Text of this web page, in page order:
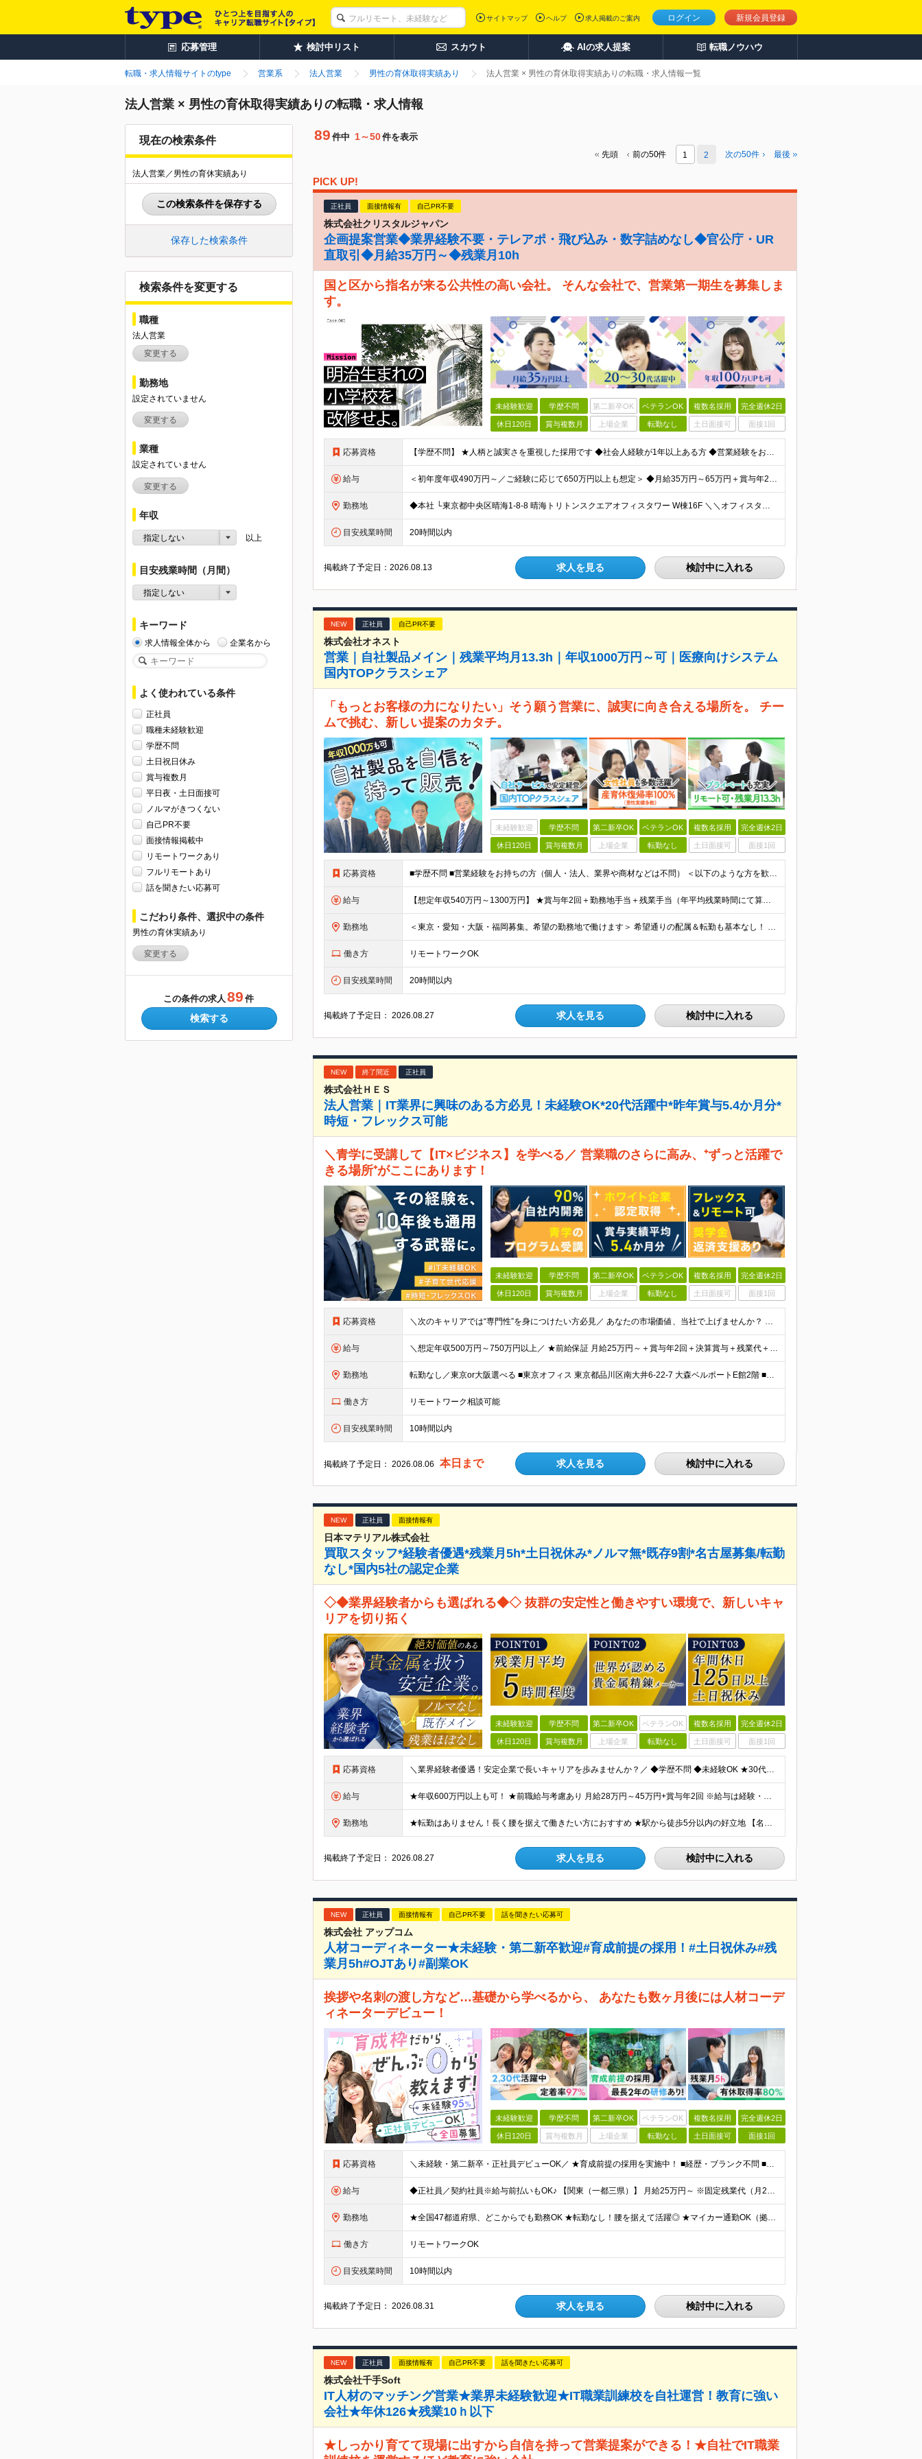
ログイン 新規会員登録
サイトマップ ヘルプ 求人掲載のご案内
応募管理 検討中リスト スカウト AIの求人提案 転職ノウハウ
転職・求人情報サイトのtype 営業系 法人営業 男性の育休取得実績あり 法人営業 × 男性の育休取得実績ありの転職・求人情報一覧
法人営業 × 男性の育休取得実績ありの転職・求人情報
現在の検索条件
法人営業／男性の育休実績あり
この検索条件を保存する
保存した検索条件
検索条件を変更する
職種
法人営業
変更する
勤務地
設定されていません
変更する
業種
設定されていません
変更する
年収
指定しない 以上
目安残業時間（月間）
指定しない
キーワード
求人情報全体から 企業名から
よく使われている条件
正社員
職種未経験歓迎
学歴不問
土日祝日休み
賞与複数月
平日夜・土日面接可
ノルマがきつくない
自己PR不要
面接情報掲載中
リモートワークあり
フルリモートあり
話を聞きたい応募可
こだわり条件、選択中の条件
男性の育休実績あり
変更する
この条件の求人 89 件
検索する
89 件中 1～50件を表示
先頭 前の50件 1 2 次の50件 最後
PICK UP!
正社員 面接情報有 自己PR不要
株式会社クリスタルジャパン
企画提案営業◆業界経験不要・テレアポ・飛び込み・数字詰めなし◆官公庁・UR
直取引◆月給35万円～◆残業月10h
国と区から指名が来る公共性の高い会社。 そんな会社で、営業第一期生を募集しま
す。
未経験歓迎 学歴不問 第二新卒OK ベテランOK 複数名採用 完全週休2日
休日120日 賞与複数月 上場企業 転勤なし 土日面接可 面接1回
応募資格 【学歴不問】 ★人柄と誠実さを重視した採用です ◆社会人経験が1年以上ある方 ◆営業経験をお持ちの方は優遇します（法人・個人、業界・商材は不問） ※業界知識・建築知識は不要です。入社後に案件と先輩
給与 ＜初年度年収490万円～／ご経験に応じて650万円以上も想定＞ ◆月給35万円～65万円＋賞与年2回（7月・12月） 【なぜこの給与を払えるのか】 UR都市機構様・日本郵政様・官公庁との直取引で中間
勤務地 ◆本社 └東京都中央区晴海1-8-8 晴海トリトンスクエアオフィスタワー W棟16F ＼＼オフィスタワー内には商業施設が多数併設／／ カフェやレストラン、コンビニやスーパー、 100円ショップなど様
目安残業時間 20時間以内
掲載終了予定日：2026.08.13 求人を見る 検討中に入れる
NEW 正社員 自己PR不要
株式会社オネスト
営業｜自社製品メイン｜残業平均月13.3h｜年収1000万円～可｜医療向けシステム
国内TOPクラスシェア
「もっとお客様の力になりたい」そう願う営業に、誠実に向き合える場所を。 チー
ムで挑む、新しい提案のカタチ。
未経験歓迎 学歴不問 第二新卒OK ベテランOK 複数名採用 完全週休2日
休日120日 賞与複数月 上場企業 転勤なし 土日面接可 面接1回
応募資格 ■学歴不問 ■営業経験をお持ちの方（個人・法人、業界や商材などは不問） ＜以下のような方を歓迎します＞ ■顧客の話を聴き、本音を引き出せる方 ■断られても気持ちを切り替え、次に進める方 ■受け身では
給与 【想定年収540万円～1300万円】 ★賞与年2回＋勤務地手当＋残業手当（年平均残業時間にて算出）を含む ※基本給＋勤務地手当＋役職手当 ※リーダークラス以上は役職手当含む ※勤務地手当：結婚の有無に
勤務地 ＜東京・愛知・大阪・福岡募集。希望の勤務地で働けます＞ 希望通りの配属＆転勤も基本なし！ 「プロジェクト人員の枠を広げたい」などといった、 会社からの強制的な異動・出向依頼はありません。 ■東京オフ
働き方 リモートワークOK
目安残業時間 20時間以内
掲載終了予定日：2026.08.27 求人を見る 検討中に入れる
NEW 終了間近 正社員
株式会社ＨＥＳ
法人営業｜IT業界に興味のある方必見！未経験OK*20代活躍中*昨年賞与5.4か月分*
時短・フレックス可能
＼青学に受講して【IT×ビジネス】を学べる／ 営業職のさらに高み、⁺ずっと活躍で
きる場所⁺がここにあります！
未経験歓迎 学歴不問 第二新卒OK ベテランOK 複数名採用 完全週休2日
休日120日 賞与複数月 上場企業 転勤なし 土日面接可 面接1回
応募資格 ＼次のキャリアでは“専門性”を身につけたい方必見／ あなたの市場価値、当社で上げませんか？ ◆学歴不問 ◆下記いずれかのご経験がある方は優遇します（3年以上を想定） ・法人営業、営業企画の実務経験
給与 ＼想定年収500万円～750万円以上／ ★前給保証 月給25万円～＋賞与年2回＋決算賞与＋残業代＋各種手当 ※試用期間6カ月（待遇・給与・雇用形態の差異なし） ※スキルや経験により給与を決定いたしま
勤務地 転勤なし／東京or大阪選べる ■東京オフィス 東京都品川区南大井6-22-7 大森ベルポートE館2階 ■大阪オフィス 大阪府大阪市北区梅田3-2-123 イノゲート大阪9階 (変更の範囲)上記を
働き方 リモートワーク相談可能
目安残業時間 10時間以内
掲載終了予定日：2026.08.06 本日まで 求人を見る 検討中に入れる
NEW 正社員 面接情報有
日本マテリアル株式会社
買取スタッフ*経験者優遇*残業月5h*土日祝休み*ノルマ無*既存9割*名古屋募集/転勤
なし*国内5社の認定企業
◇◆業界経験者からも選ばれる◆◇ 抜群の安定性と働きやすい環境で、新しいキャ
リアを切り拓く
未経験歓迎 学歴不問 第二新卒OK ベテランOK 複数名採用 完全週休2日
休日120日 賞与複数月 上場企業 転勤なし 土日面接可 面接1回
応募資格 ＼業界経験者優遇！安定企業で長いキャリアを歩みませんか？／ ◆学歴不問 ◆未経験OK ★30代40代活躍中 将来的には店長として活躍できるキャリアパスもご用意。 同業界の方はその経験を活かして、 早
給与 ★年収600万円以上も可！ ★前職給与考慮あり 月給28万円～45万円+賞与年2回 ※給与は経験・スキルを考慮の上、決定します。（優遇あり） ※残業代別途全額支給致します。 ※試用期間3ヶ月(待遇の
勤務地 ★転勤はありません！長く腰を据えて働きたい方におすすめ ★駅から徒歩5分以内の好立地 【名古屋支店】 愛知県名古屋市中区栄4-5-3 ＫＤＸ名古屋栄ビル1F （変更の範囲）転勤を含め、上記以外の
掲載終了予定日：2026.08.27 求人を見る 検討中に入れる
NEW 正社員 面接情報有 自己PR不要 話を聞きたい応募可
株式会社 アップコム
人材コーディネーター★未経験・第二新卒歓迎#育成前提の採用！#土日祝休み#残
業月5h#OJTあり#副業OK
挨拶や名刺の渡し方など…基礎から学べるから、 あなたも数ヶ月後には人材コーデ
ィネーターデビュー！
未経験歓迎 学歴不問 第二新卒OK ベテランOK 複数名採用 完全週休2日
休日120日 賞与複数月 上場企業 転勤なし 土日面接可 面接1回
応募資格 ＼未経験・第二新卒・正社員デビューOK／ ★育成前提の採用を実施中！ ■経歴・ブランク不問 ■学歴不問 ≪≪特別なスキルや経験は必要なし！≫≫ 当社では人柄重視の採用を実施しています。 働く先輩社員
給与 ◆正社員／契約社員※給与前払いもOK♪ 【関東（一都三県）】 月給25万円～ ※固定残業代（月20時間分／月3万2383円）を含む。超過分は別途支給。 ※試用期間中の給与は月給23万円～ 【関東（北
勤務地 ★全国47都道府県、どこからでも勤務OK ★転勤なし！腰を据えて活躍◎ ★マイカー通勤OK（拠点による） ★業務に慣れたら、ゆくゆくはリモート併用やフルリモートも可能 全国のお客様先にて勤務していた
働き方 リモートワークOK
目安残業時間 10時間以内
掲載終了予定日：2026.08.31 求人を見る 検討中に入れる
NEW 正社員 面接情報有 自己PR不要 話を聞きたい応募可
株式会社千手Soft
IT人材のマッチング営業★業界未経験歓迎★IT職業訓練校を自社運営！教育に強い
会社★年休126★残業10ｈ以下
★しっかり育てて現場に出すから自信を持って営業提案ができる！★自社でIT職業